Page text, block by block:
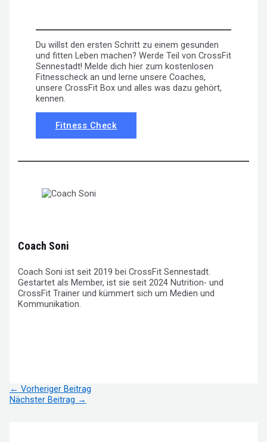
Du willst den ersten Schritt zu einem gesunden
und fitten Leben machen? Werde Teil von CrossFit
Sennestadt! Melde dich hier zum kostenlosen
Fitnesscheck an und lerne unsere Coaches,
unsere CrossFit Box und alles was dazu gehört,
kennen.
Fitness Check
Coach Soni
Coach Soni ist seit 2019 bei CrossFit Sennestadt.
Gestartet als Member, ist sie seit 2024 Nutrition- und
CrossFit Trainer und kümmert sich um Medien und
Kommunikation.
Beitragsnavigation
← Vorheriger Beitrag
Nächster Beitrag →